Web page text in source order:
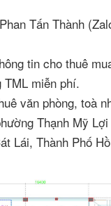
Tấn Thành
tin cho thuê
TML miễn phí.
văn phòng, toà
Thạnh Mỹ
Lái, Thành Phố